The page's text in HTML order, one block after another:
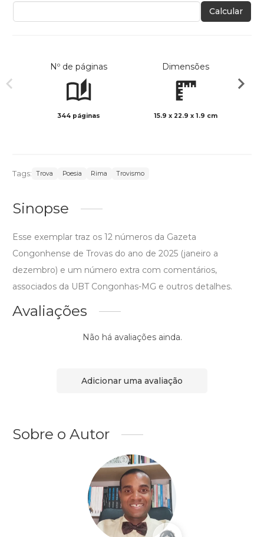
Calcular
Nº de páginas
344 páginas
Dimensões
15.9 x 22.9 x 1.9 cm
Tags: Trova Poesia Rima Trovismo
Sinopse
Esse exemplar traz os 12 números da Gazeta
Congonhense de Trovas do ano de 2025 (janeiro a
dezembro) e um número extra com comentários,
associados da UBT Congonhas-MG e outros detalhes.
Avaliações
Não há avaliações ainda.
Adicionar uma avaliação
Sobre o Autor